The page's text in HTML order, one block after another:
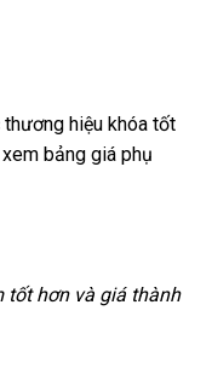
hiệu khóa tốt
bảng giá phụ
tốt hơn và giá thành